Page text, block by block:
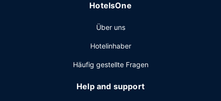
Businesscenter, ein Express-Check-in und ein Express-
ist dieses Hotel eine gute Wahl, denn zu den 400
Veranstaltungsräumlichkeiten zählen Konferenzfläche und
Tagungsräume. Vor Ort gibt es Folgendes: Parken ohne
HotelsOne
Über uns
Hotelinhaber
Häufig gestellte Fragen
Help and support